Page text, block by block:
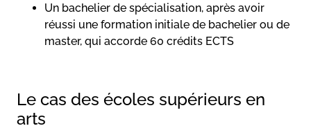
Un bachelier de spécialisation, après avoir
réussi une formation initiale de bachelier ou de
master, qui accorde 60 crédits ECTS
Le cas des écoles supérieurs en
arts